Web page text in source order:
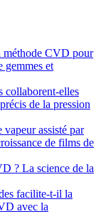
méthode CVD pour
gemmes et
collaborent-elles
de la pression
assisté par
de films de
? La science de la
facilite-t-il la
avec la